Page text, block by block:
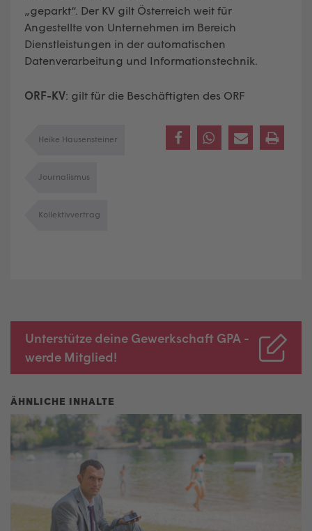
„geparkt“. Der KV gilt Österreich weit für
Angestellte von Unternehmen im Bereich
Dienstleistungen in der automatischen
Datenverarbeitung und Informationstechnik.
ORF-KV: gilt für die Beschäftigten des ORF
Heike Hausensteiner
Journalismus
Kollektivvertrag
Unterstütze deine Gewerkschaft GPA -
werde Mitglied!